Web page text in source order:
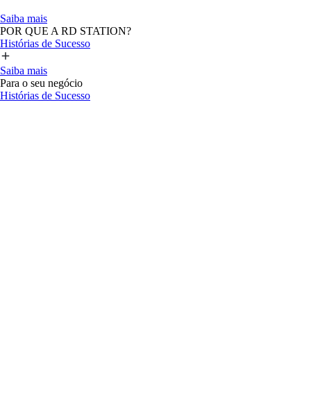
Saiba mais
POR QUE A RD STATION?
Histórias de Sucesso
Saiba mais
Para o seu negócio
Histórias de Sucesso